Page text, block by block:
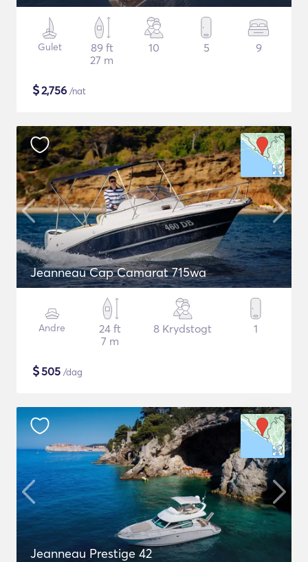
Gulet
89 ft
27 m
10 5 9
$2,756 /nat
Jeanneau Cap Camarat 715wa
Andre
24 ft
7 m
8 Krydstogt 1
$505 /dag
Jeanneau Prestige 42